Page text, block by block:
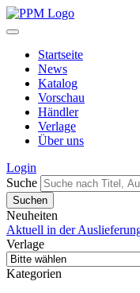
Startseite
News
Katalog
Vorschau
Händler
Verlage
Über uns
Login
Suche
Neuheiten
Aktuell in der
Verlage
Kategorien